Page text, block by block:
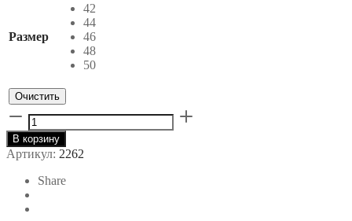
Размер
42
44
46
48
50
Очистить
Количество
товара
Брюки
жатый
голубой
В корзину
Артикул: 2262
Share